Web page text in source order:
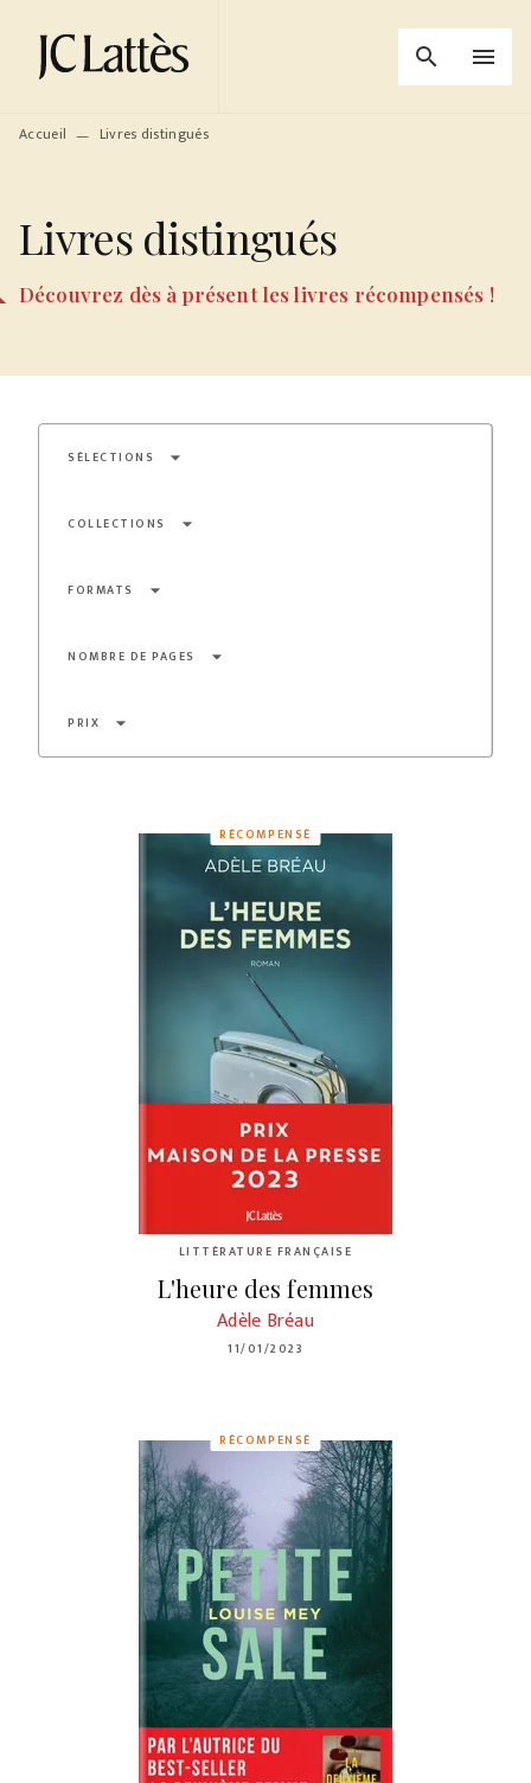
MENU RECHERCHE
PIED DE PAGE
search menu
Accueil — Livres distingués
Livres distingués
Découvrez dès à présent les livres récompensés !
SÉLECTIONS arrow_drop_down
COLLECTIONS arrow_drop_down
FORMATS arrow_drop_down
NOMBRE DE PAGES arrow_drop_down
PRIX arrow_drop_down
RÉCOMPENSÉ
LITTÉRATURE FRANÇAISE
L'heure des femmes
Adèle Bréau
11/01/2023
RÉCOMPENSÉ